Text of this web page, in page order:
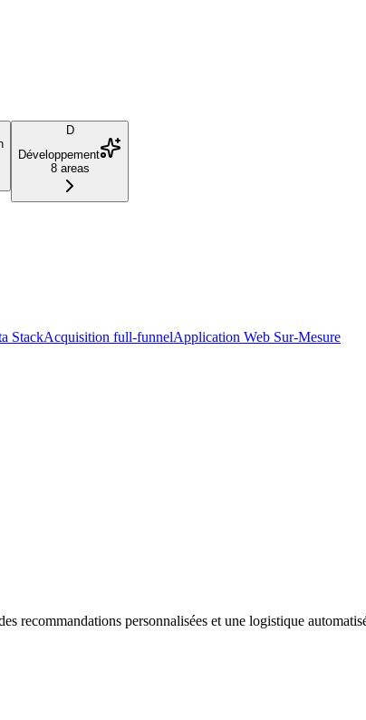
D
Développement
8 areas
StackAcquisition full-funnelApplication Web Sur-Mesure
recommandations personnalisées et une logistique